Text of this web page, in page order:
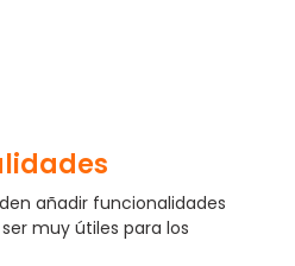
añadir funcionalidades
muy útiles para los